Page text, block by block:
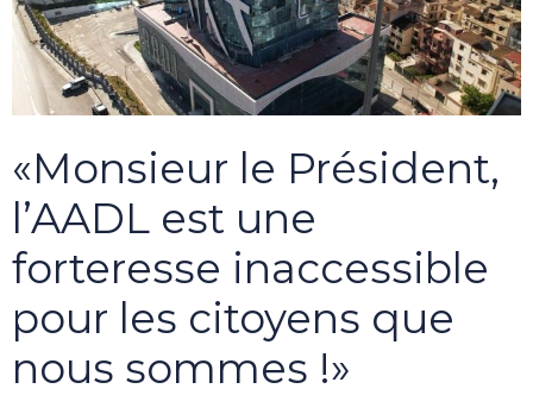
«Monsieur le Président,
l’AADL est une
forteresse inaccessible
pour les citoyens que
nous sommes !»